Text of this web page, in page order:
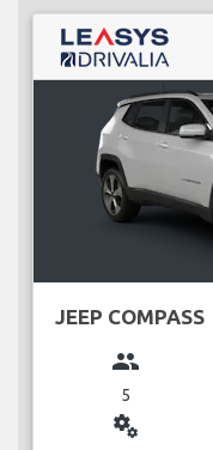
JEEP COMPASS
group
5
miscellaneous_services